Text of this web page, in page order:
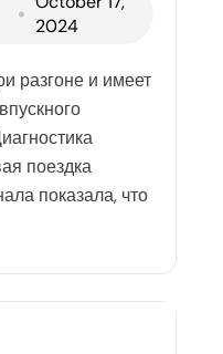
2024
разгоне и имеет
поездка
показала, что